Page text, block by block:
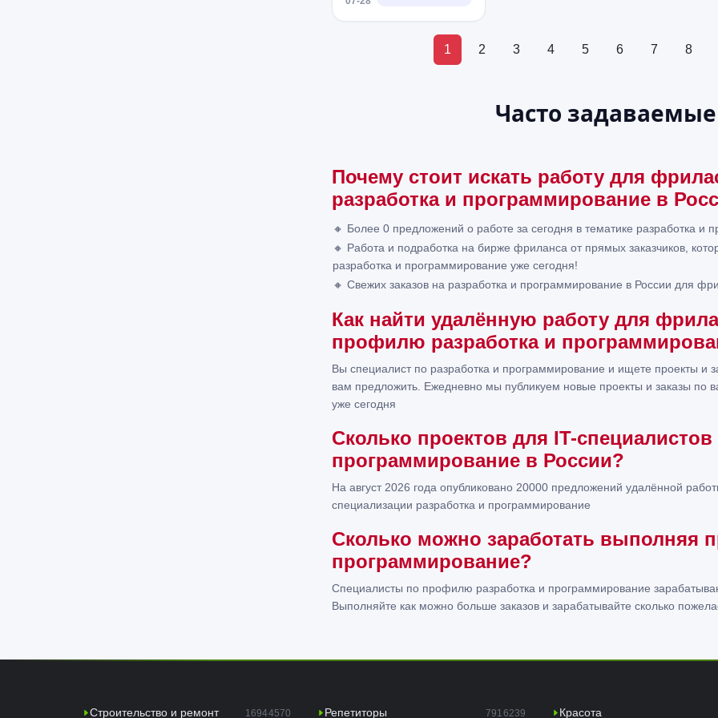
его
не
Docker,
React,
опыт и
Созвон
любой
любое
1 2 3 4 5 6 7 8
Часто
Почему стоит искать работу для
разработка и программирование в
🔸 Более 0 предложений о работе за сегодня в тематике разработка и
🔸 Работа и подработка на бирже фриланса от прямых заказчиков,
разработка и программирование уже сегодня!
🔸 Свежих заказов на разработка и программирование в России для
Как найти удалённую работу для
профилю разработка и
Вы специалист по разработка и программирование и ищете проекты и
вам предложить. Ежедневно мы публикуем новые проекты и заказы по
уже сегодня
Сколько проектов для IT-
программирование в России?
На август 2026 года опубликовано 20000 предложений удалённой
специализации разработка и программирование
Сколько можно заработать выполняя
программирование?
Специалисты по профилю разработка и программирование
Выполняйте как можно больше заказов и зарабатывайте сколько
Строительство и ремонт 16944570 Репетиторы 7916239 Красота